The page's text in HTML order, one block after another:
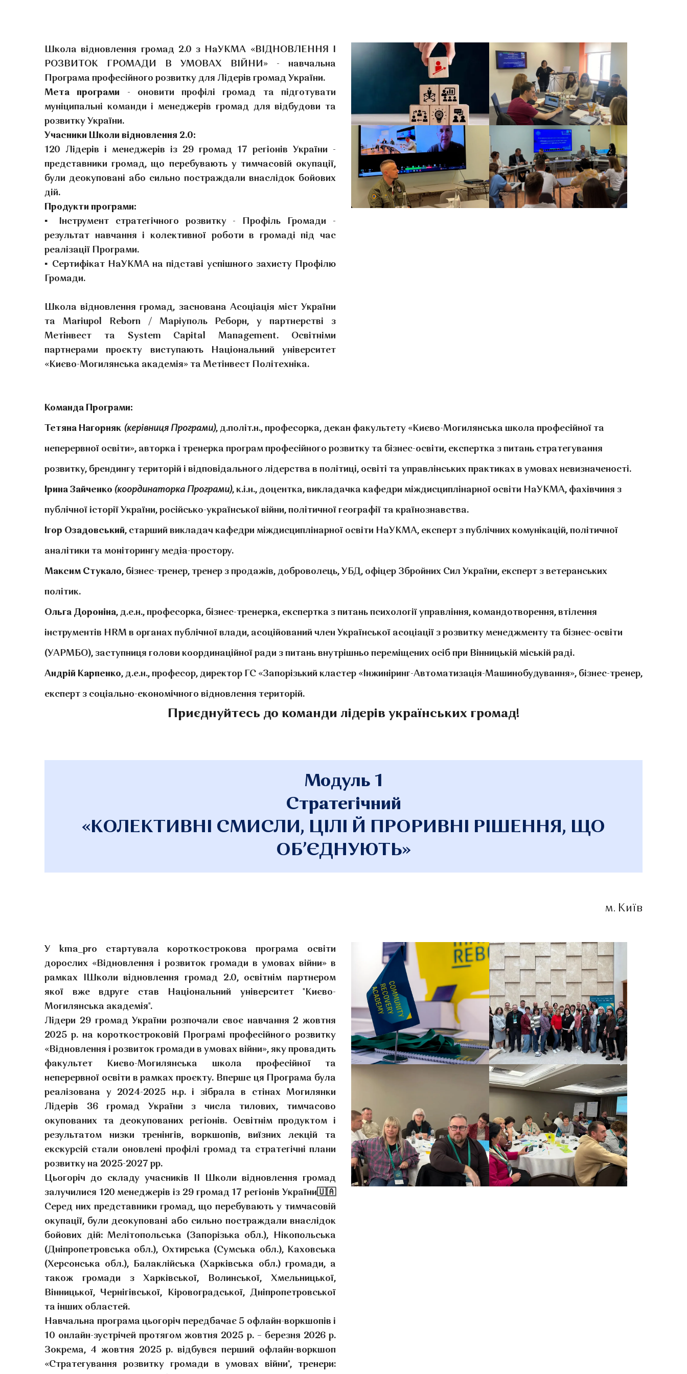
Школа відновлення громад 2.0 з НаУКМА «ВІДНОВЛЕННЯ І
РОЗВИТОК ГРОМАДИ В УМОВАХ ВІЙНИ» - навчальна
Програма професійного розвитку для Лідерів громад України.
Мета програми - оновити профілі громад та підготувати
муніципальні команди і менеджерів громад для відбудови та
розвитку України.
Учасники Школи відновлення 2.0:
120 Лідерів і менеджерів із 29 громад 17 регіонів України -
представники громад, що перебувають у тимчасовій окупації,
були деокуповані або сильно постраждали внаслідок бойових
дій.
Продукти програми:
▪ Інструмент стратегічного розвитку - Профіль Громади -
результат навчання і колективної роботи в громаді під час
реалізації Програми.
▪ Сертифікат НаУКМА на підставі успішного захисту Профілю
Громади.
Школа відновлення громад, заснована Асоціація міст України
та Mariupol Reborn / Маріуполь Реборн, у партнерстві з
Метінвест та System Capital Management. Освітніми
партнерами проєкту виступають Національний університет
«Києво-Могилянська академія» та Метінвест Політехніка.
Команда Програми:
Тетяна Нагорняк (керівниця Програми), д.політ.н., професорка, декан факультету «Києво-Могилянська школа професійної та
неперервної освіти», авторка і тренерка програм професійного розвитку та бізнес-освіти, експертка з питань стратегування
розвитку, брендингу територій і відповідального лідерства в політиці, освіті та управлінських практиках в умовах невизначеності.
Ірина Зайченко (координаторка Програми), к.і.н., доцентка, викладачка кафедри міждисциплінарної освіти НаУКМА, фахівчиня з
публічної історії України, російсько-української війни, політичної географії та країнознавства.
Ігор Озадовський, старший викладач кафедри міждисциплінарної освіти НаУКМА, експерт з публічних комунікацій, політичної
аналітики та моніторингу медіа-простору.
Максим Стукало, бізнес-тренер, тренер з продажів, доброволець, УБД, офіцер Збройних Сил України, експерт з ветеранських
політик.
Ольга Дороніна, д.е.н., професорка, бізнес-тренерка, експертка з питань психології управління, командотворення, втілення
інструментів HRM в органах публічної влади, асоційований член Української асоціації з розвитку менеджменту та бізнес-освіти
(УАРМБО), заступниця голови координаційної ради з питань внутрішньо переміщених осіб при Вінницькій міській раді.
Андрій Карпенко, д.е.н., професор, директор ГС «Запорізький кластер «Інжиніринг-Автоматизація-Машинобудування», бізнес-тренер,
експерт з соціально-економічного відновлення територій.
Приєднуйтесь до команди лідерів українських громад!
Модуль 1
Стратегічний
«КОЛЕКТИВНІ СМИСЛИ, ЦІЛІ Й ПРОРИВНІ РІШЕННЯ, ЩО
ОБ’ЄДНУЮТЬ»
м. Київ
У kma_pro стартувала короткострокова програма освіти
дорослих «Відновлення і розвиток громади в умовах війни» в
рамках ІШколи відновлення громад 2.0, освітнім партнером
якої вже вдруге став Національний університет "Києво-
Могилянська академія".
Лідери 29 громад України розпочали своє навчання 2 жовтня
2025 р. на короткостроковій Програмі професійного розвитку
«Відновлення і розвиток громади в умовах війни», яку провадить
факультет Києво-Могилянська школа професійної та
неперервної освіти в рамках проєкту. Вперше ця Програма була
реалізована у 2024-2025 н.р. і зібрала в стінах Могилянки
Лідерів 36 громад України з числа тилових, тимчасово
окупованих та деокупованих регіонів. Освітнім продуктом і
результатом низки тренінгів, воркшопів, виїзних лекцій та
екскурсій стали оновлені профілі громад та стратегічні плани
розвитку на 2025-2027 рр.
Цьогоріч до складу учасників ІІ Школи відновлення громад
залучилися 120 менеджерів із 29 громад 17 регіонів України🇺🇦
Серед них представники громад, що перебувають у тимчасовій
окупації, були деокуповані або сильно постраждали внаслідок
бойових дій: Мелітопольська (Запорізька обл.), Нікопольська
(Дніпропетровська обл.), Охтирська (Сумська обл.), Каховська
(Херсонська обл.), Балаклійська (Харківська обл.) громади, а
також громади з Харківської, Волинської, Хмельницької,
Вінницької, Чернігівської, Кіровоградської, Дніпропетровської
та інших областей.
Навчальна програма цьогоріч передбачає 5 офлайн-воркшопів і
10 онлайн-зустрічей протягом жовтня 2025 р. – березня 2026 р.
Зокрема, 4 жовтня 2025 р. відбувся перший офлайн-воркшоп
«Стратегування розвитку громади в умовах війни", тренери: